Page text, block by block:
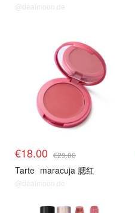
@dealmoon.de
€18.00 €29.00
Tarte maracuja 腮红
@dealmoon.de